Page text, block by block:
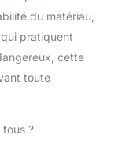
du matériau,
pratiquent
cette
toute
?